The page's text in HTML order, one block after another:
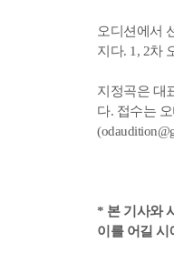
오디션에서
지다. 1, 2차
지정곡은 대
다. 접수는
* 본 기사와
이를 어길 시